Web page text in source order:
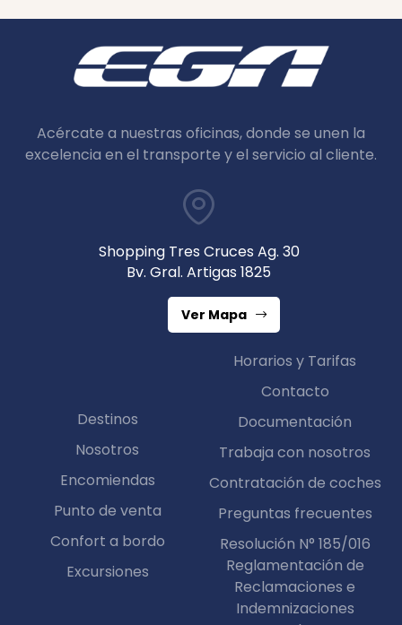
Acércate a nuestras oficinas, donde se unen la
excelencia en el transporte y el servicio al cliente.
Shopping Tres Cruces Ag. 30
Bv. Gral. Artigas 1825
Ver Mapa
Destinos
Nosotros
Encomiendas
Punto de venta
Confort a bordo
Excursiones
Horarios y Tarifas
Contacto
Documentación
Trabaja con nosotros
Contratación de coches
Preguntas frecuentes
Resolución N° 185/016
Reglamentación de
Reclamaciones e
Indemnizaciones